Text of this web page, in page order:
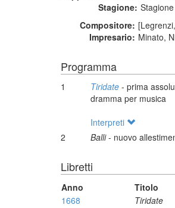
Stagione:
Compositore:
Impresario: Minato,
Programma
1 Tiridate - prima
dramma per musica
Interpreti
2
Balli- nuovo
Libretti
Anno Titolo
1668
Tiridate